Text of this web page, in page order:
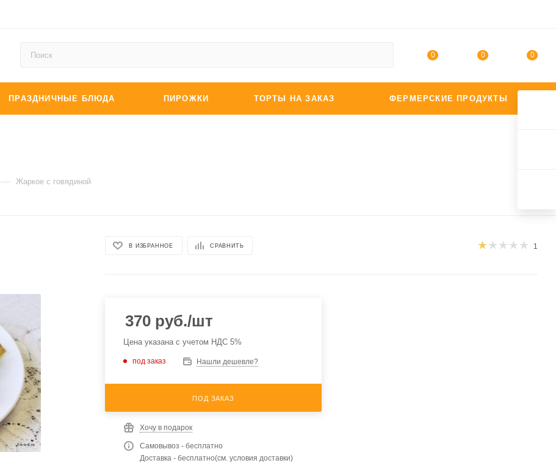
0 0 0
ПРАЗДНИЧНЫЕ БЛЮДА ПИРОЖКИ ТОРТЫ НА ЗАКАЗ ФЕРМЕРСКИЕ ПРОДУКТЫ
— Жаркое с говядиной
В ИЗБРАННОЕ СРАВНИТЬ 1
370 руб./шт
Цена указана с учетом НДС 5%
под заказ Нашли дешевле?
ПОД ЗАКАЗ
Хочу в подарок
Самовывоз - бесплатно
Доставка - бесплатно(см. условия доставки)